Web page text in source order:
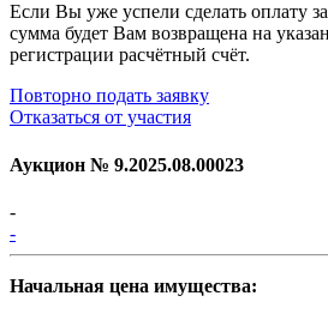
Если Вы уже успели сделать оплату
сумма будет Вам возвращена на
регистрации расчётный счёт.
Повторно подать заявку
Отказаться от участия
Аукцион № 9.2025.08.00023
-
-
Начальная цена имущества: